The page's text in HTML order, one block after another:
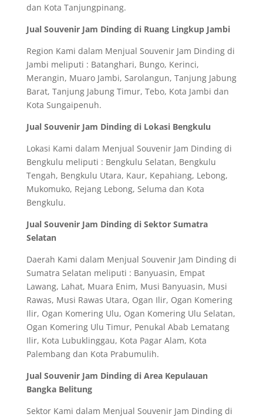
dan Kota Tanjungpinang.
Jual Souvenir Jam Dinding di Ruang Lingkup Jambi
Region Kami dalam Menjual Souvenir Jam Dinding di
Jambi meliputi : Batanghari, Bungo, Kerinci,
Merangin, Muaro Jambi, Sarolangun, Tanjung Jabung
Barat, Tanjung Jabung Timur, Tebo, Kota Jambi dan
Kota Sungaipenuh.
Jual Souvenir Jam Dinding di Lokasi Bengkulu
Lokasi Kami dalam Menjual Souvenir Jam Dinding di
Bengkulu meliputi : Bengkulu Selatan, Bengkulu
Tengah, Bengkulu Utara, Kaur, Kepahiang, Lebong,
Mukomuko, Rejang Lebong, Seluma dan Kota
Bengkulu.
Jual Souvenir Jam Dinding di Sektor Sumatra
Selatan
Daerah Kami dalam Menjual Souvenir Jam Dinding di
Sumatra Selatan meliputi : Banyuasin, Empat
Lawang, Lahat, Muara Enim, Musi Banyuasin, Musi
Rawas, Musi Rawas Utara, Ogan Ilir, Ogan Komering
Ilir, Ogan Komering Ulu, Ogan Komering Ulu Selatan,
Ogan Komering Ulu Timur, Penukal Abab Lematang
Ilir, Kota Lubuklinggau, Kota Pagar Alam, Kota
Palembang dan Kota Prabumulih.
Jual Souvenir Jam Dinding di Area Kepulauan
Bangka Belitung
Sektor Kami dalam Menjual Souvenir Jam Dinding di